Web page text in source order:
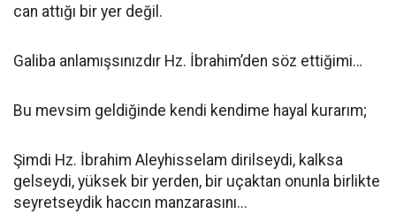
can attığı bir yer değil.
Galiba anlamışsınızdır Hz. İbrahim’den söz ettiğimi…
Bu mevsim geldiğinde kendi kendime hayal kurarım;
Şimdi Hz. İbrahim Aleyhisselam dirilseydi, kalksa
gelseydi, yüksek bir yerden, bir uçaktan onunla birlikte
seyretseydik haccın manzarasını...